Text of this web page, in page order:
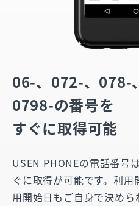
06-、072-、078-
0798-の番号を
すぐに取得可能
USEN PHONEの電話番号
ぐに取得が可能です。利
用開始日もご自身で決め